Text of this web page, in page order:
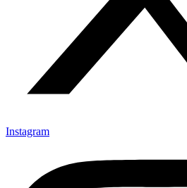
Instagram